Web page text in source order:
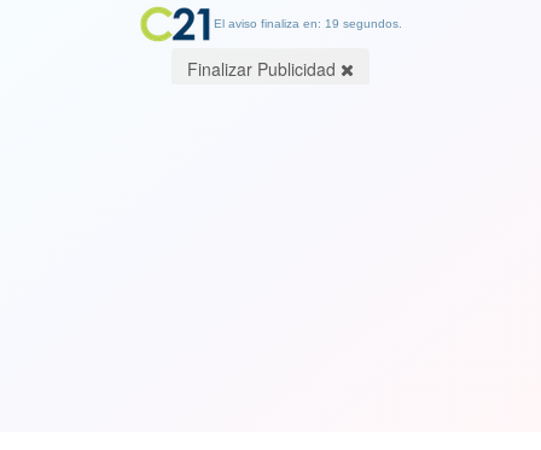
El aviso finaliza en: 19 segundos.
Finalizar Publicidad